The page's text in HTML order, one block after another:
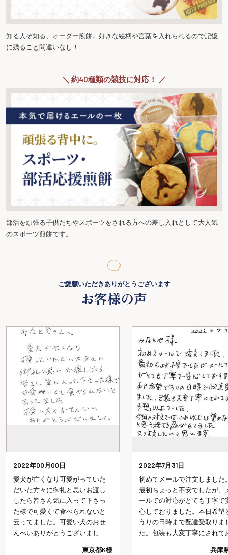
知る人ぞ知る、オーダー煎餅。好きな絵柄や言葉を入れられるので記憶
に残ること間違いなし！
＼ 約40種類の競技に対応！ ／
部活を頑張る子供たちやスポーツをされる方への差し入れとして大人気
のスポーツ煎餅です。
ご愛顧いただきありがとうございます
お客様の声
2022年00月00日
愛犬が亡くなり可愛がっていた
だいた方々に御礼と思いお渡し
したら皆さん気に入って下さっ
た様で可愛くて食べられないと
云ってました。可愛い犬のおせ
んべいありがとうございまし
東京都K様
2022年7月31日
初めてメールで注文しました
最初ちょっと不安でしたが、
ールでの対応がとても丁寧で
心しておりました。本日希望
うりの日時まで配達受取りま
た。包装も大変丁寧にされて
兵庫